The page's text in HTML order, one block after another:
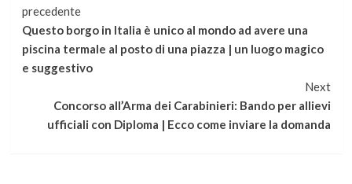
Continua
a
leggere
precedente
Questo borgo in Italia è unico al mondo ad avere una
piscina termale al posto di una piazza | un luogo magico
e suggestivo
Next
Concorso all’Arma dei Carabinieri: Bando per allievi
ufficiali con Diploma | Ecco come inviare la domanda